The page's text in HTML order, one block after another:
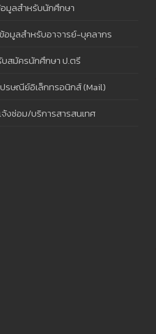
มูลสำหรับนักศึกษา
ข้อมูลสำหรับอาจารย์-บุคลากร
บสมัครนักศึกษา ป.ตรี
รษณีย์อิเล็กทรอนิกส์ (Mail)
งซ่อม/บริการสารสนเทศ